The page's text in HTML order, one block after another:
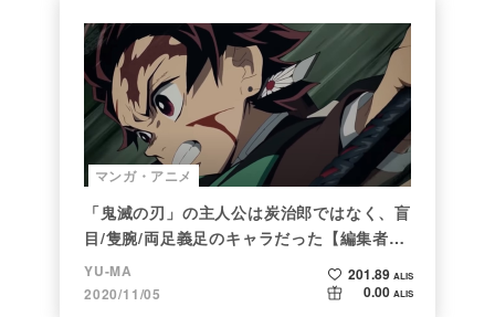
マンガ・アニメ
「鬼滅の刃」の主人公は炭治郎ではなく、盲
目/隻腕/両足義足のキャラだった【編集者の
仕事ぶりに脱帽】
YU-MA
2020/11/05
201.89 ALIS
0.00 ALIS